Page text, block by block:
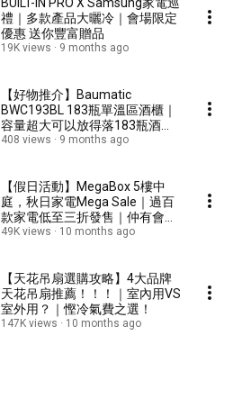
禮｜多款產品大曬冷｜會場限定
優惠 送你豐富贈品
19K views 9 months ago
【好物推介】Baumatic
BWC193BL 183瓶單溫區酒櫃｜
容量超大可以放得落183瓶酒！
｜設計夠晒纖巧！！
408 views 9 months ago
【假日活動】MegaBox 5樓中
庭，秋日家電Mega Sale｜過百
款家電低至三折發售｜仲有會場
門市同步優惠！！！！
49K views 10 months ago
【天花吊扇選購攻略】4大品牌
天花吊扇推薦！！！｜室內用VS
室外用？｜慳冷氣費之選！
147K views 10 months ago